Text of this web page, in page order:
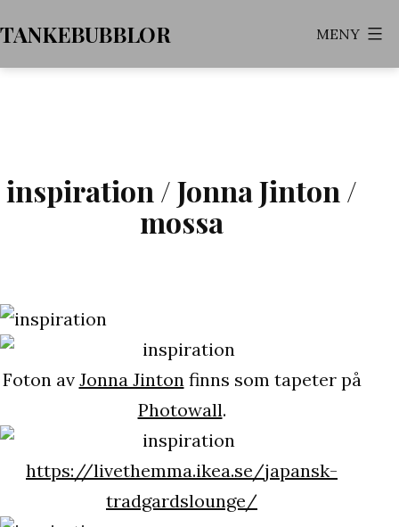
till
innehåll
TANKEBUBBLOR MENY
inspiration / Jonna Jinton /
mossa
Foton av Jonna Jintonfinns som tapeter på
Photowall.
https://livethemma.ikea.se/japansk-
tradgardslounge/